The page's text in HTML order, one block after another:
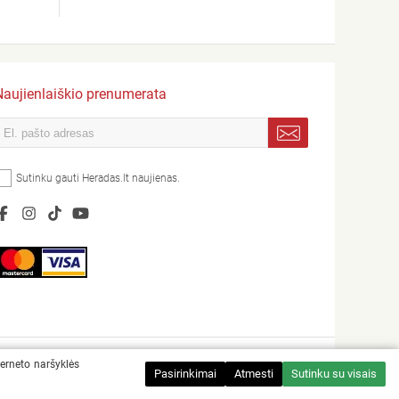
prenumerata
Sutinku gauti Heradas.lt naujienas.
Sprendimas:
naršyklės
Pasirinkimai Atmesti Sutinku su visais